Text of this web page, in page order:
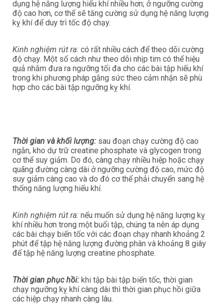
dụng hệ năng lượng hiếu khí nhiều hơn; ở ngưỡng cường
độ cao hơn, cơ thể sẽ tăng cường sử dụng hệ năng lượng
kỵ khí để duy trì tốc độ chạy.
Kinh nghiệm rút ra: có rất nhiều cách để theo dõi cường
độ chạy. Một số cách như theo dõi nhịp tim có thể hiệu
quả nhằm đưa ra ngưỡng tối đa cho các bài tập hiếu khí
trong khi phương pháp gắng sức theo cảm nhận sẽ phù
hợp cho các bài tập ngưỡng kỵ khí.
Thời gian và khối lượng: sau đoạn chạy cường độ cao
ngắn, kho dự trữ creatine phosphate và glycogen trong
cơ thể suy giảm. Do đó, càng chạy nhiều hiệp hoặc chạy
quãng đường càng dài ở ngưỡng cường độ cao, mức độ
suy giảm càng cao và do đó cơ thể phải chuyển sang hệ
thống năng lượng hiếu khí.
Kinh nghiệm rút ra: nếu muốn sử dụng hệ năng lượng kỵ
khí nhiều hơn trong một buổi tập, chúng ta nên áp dụng
các bài chạy biến tốc với các đoạn chạy nhanh khoảng 2
phút để tập hệ năng lượng đường phân và khoảng 8 giây
để tập hệ năng lượng creatine phosphate.
Thời gian phục hồi: khi tập bài tập biến tốc, thời gian
chạy ngưỡng kỵ khí càng dài thì thời gian phục hồi giữa
các hiệp chạy nhanh càng lâu.